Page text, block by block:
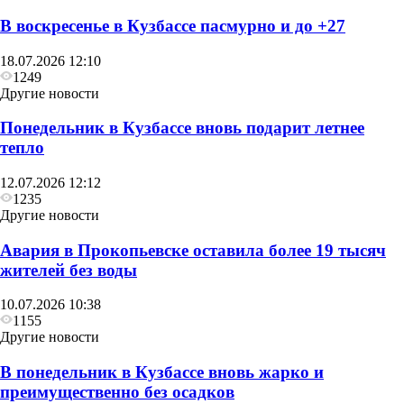
В воскресенье в Кузбассе пасмурно и до +27
18.07.2026 12:10
1249
Другие новости
Понедельник в Кузбассе вновь подарит летнее
тепло
12.07.2026 12:12
1235
Другие новости
Авария в Прокопьевске оставила более 19 тысяч
жителей без воды
10.07.2026 10:38
1155
Другие новости
В понедельник в Кузбассе вновь жарко и
преимущественно без осадков